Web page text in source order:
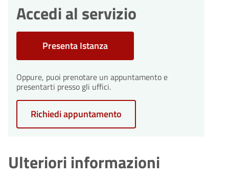
Accedi al servizio
Presenta Istanza
Oppure, puoi prenotare un appuntamento e
presentarti presso gli uffici.
Richiedi appuntamento
Ulteriori informazioni